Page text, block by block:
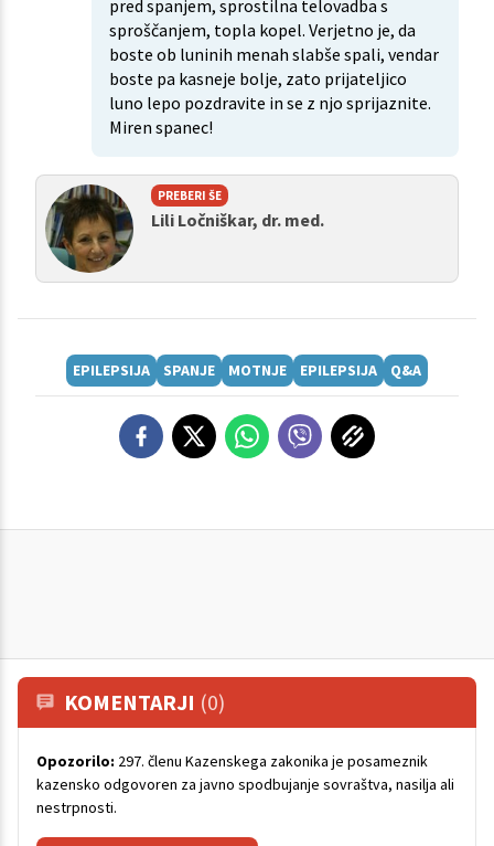
pred spanjem, sprostilna telovadba s
sproščanjem, topla kopel. Verjetno je, da
boste ob luninih menah slabše spali, vendar
boste pa kasneje bolje, zato prijateljico
luno lepo pozdravite in se z njo sprijaznite.
Miren spanec!
PREBERI ŠE
Lili Ločniškar, dr. med.
EPILEPSIJA SPANJE MOTNJE EPILEPSIJA Q&A
KOMENTARJI (0)
Opozorilo: 297. členu Kazenskega zakonika je posameznik
kazensko odgovoren za javno spodbujanje sovraštva, nasilja ali
nestrpnosti.